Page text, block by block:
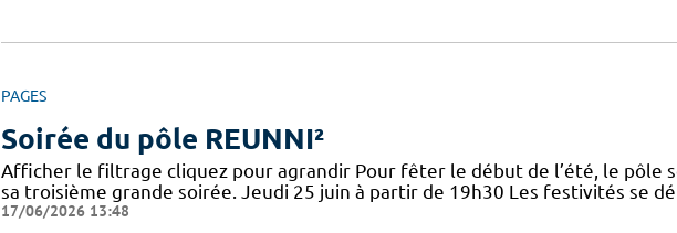
PAGES
Soirée du pôle REUNNI²
Afficher le filtrage cliquez pour agrandir Pour fêter le début de l’été, le pôle
sa troisième grande soirée. Jeudi 25 juin à partir de 19h30 Les festivités se
17/06/2026 13:48